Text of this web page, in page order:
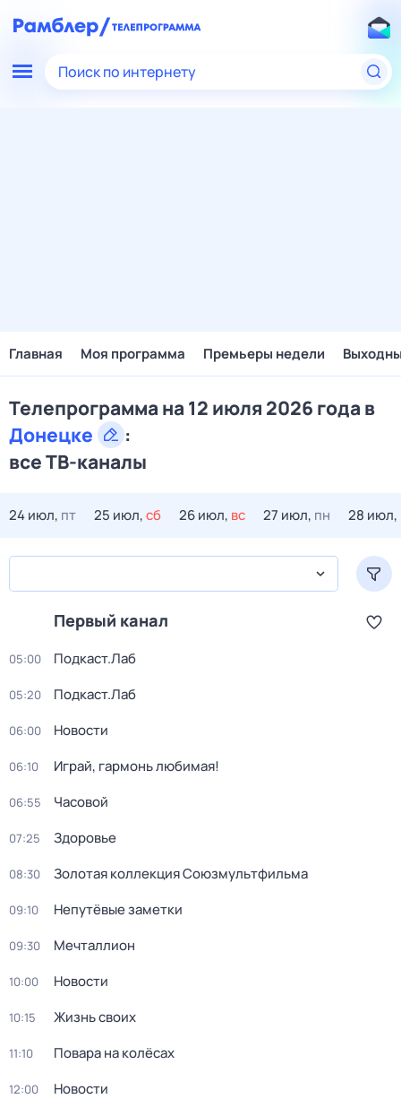
Поиск по интернету
Главная Моя программа Премьеры недели
Телепрограмма на 12 июля 2026 года в
Донецке
:
все ТВ-каналы
24 июл, пт 25 июл,сб 26 июл, вс 27 июл, пн 28 июл,
Первый канал
05:00 Подкаст.Лаб
05:20 Подкаст.Лаб
06:00 Новости
06:10 Играй, гармонь любимая!
06:55 Часовой
07:25 Здоровье
08:30 Золотая коллекция Союзмультфильма
09:10 Непутёвые заметки
09:30 Мечталлион
10:00 Новости
10:15 Жизнь своих
11:10 Повара на колёсах
12:00 Новости